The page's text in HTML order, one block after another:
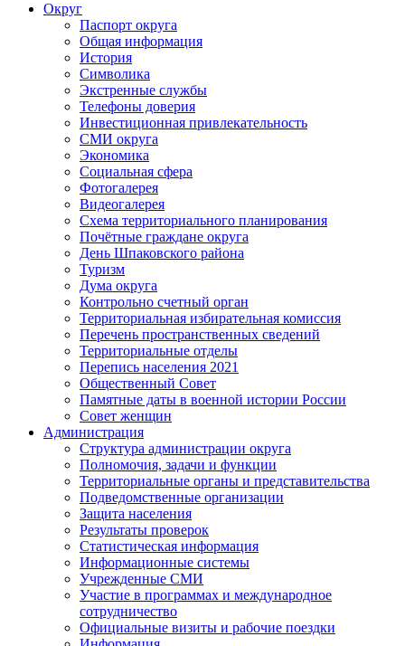
Округ
Паспорт округа
Общая информация
История
Символика
Экстренные службы
Телефоны доверия
Инвестиционная привлекательность
СМИ округа
Экономика
Социальная сфера
Фотогалерея
Видеогалерея
Схема территориального планирования
Почётные граждане округа
День Шпаковского района
Туризм
Дума округа
Контрольно счетный орган
Территориальная избирательная комиссия
Перечень пространственных сведений
Территориальные отделы
Перепись населения 2021
Общественный Совет
Памятные даты в военной истории России
Совет женщин
Администрация
Структура администрации округа
Полномочия, задачи и функции
Территориальные органы и представительства
Подведомственные организации
Защита населения
Результаты проверок
Статистическая информация
Информационные системы
Учрежденные СМИ
Участие в программах и международное
сотрудничество
Официальные визиты и рабочие поездки